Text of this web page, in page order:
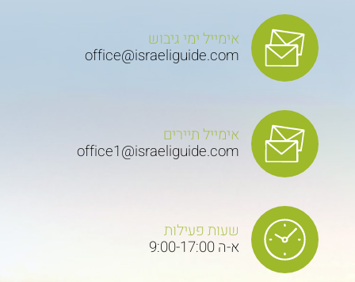
אימייל ימי גיבוש
office@israeliguide.com
אימייל תיירים
office1@israeliguide.com
שעות פעילות
א-ה 9:00-17:00